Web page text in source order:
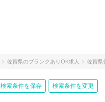
佐賀県のブランクありOK求人 佐賀県
検索条件を保存 検索条件を変更